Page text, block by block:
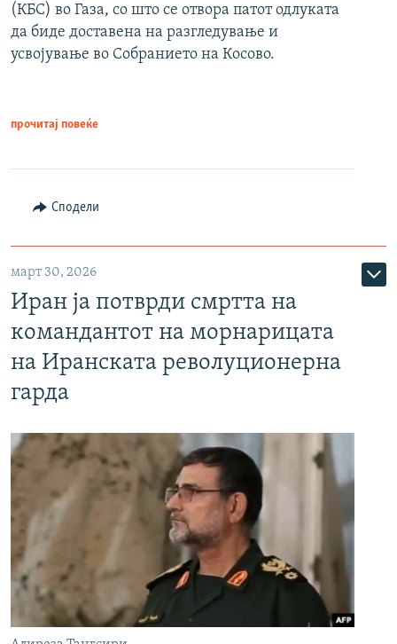
(КБС) во Газа, со што се отвора патот одлуката
да биде доставена на разгледување и
усвојување во Собранието на Косово.
прочитај повеќе
Сподели
март 30, 2026
Иран ја потврди смртта на
командантот на морнарицата
на Иранската револуционерна
гарда